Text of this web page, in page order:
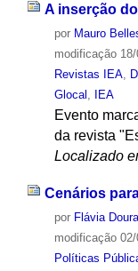
A inserção
por Mauro
modificação18/
Revistas IEA,
Glocal
IEA
Evento
da revista
Localizado
Cenários
por Flávia
modificação02/
Políticas